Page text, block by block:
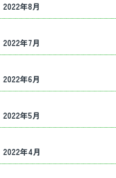
2022年8月
2022年7月
2022年6月
2022年5月
2022年4月